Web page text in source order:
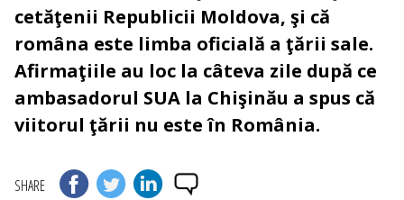
cetăţenii Republicii Moldova, şi că
româna este limba oficială a ţării sale.
Afirmaţiile au loc la câteva zile după ce
ambasadorul SUA la Chişinău a spus că
viitorul ţării nu este în România.
SHARE